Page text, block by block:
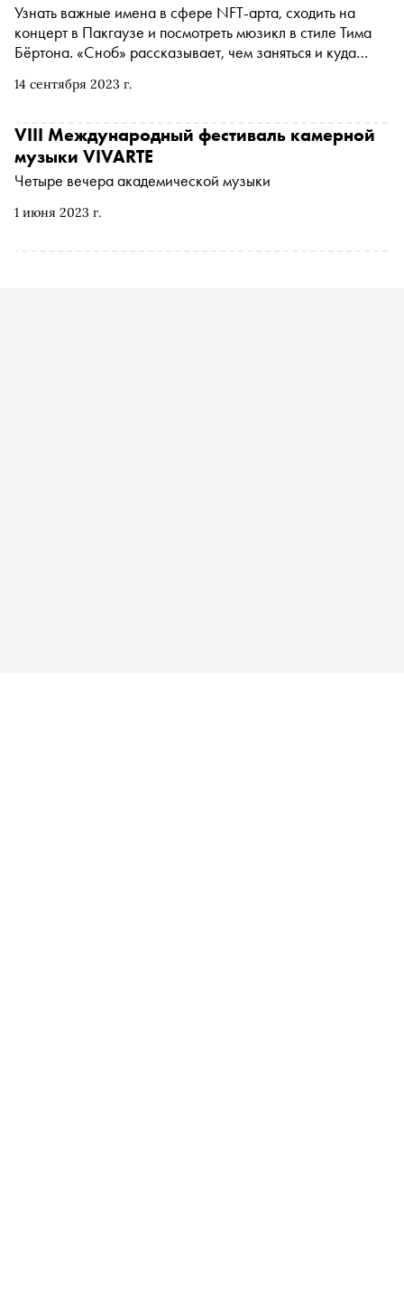
14 сентября 2023 г.
Узнать важные имена в сфере NFT-арта, сходить на
концерт в Пакгаузе и посмотреть мюзикл в стиле Тима
Бёртона. «Сноб» рассказывает, чем заняться и куда
1 июня 2023 г.
VIII Международный фестиваль камерной
музыки VIVARTE
Четыре вечера академической музыки